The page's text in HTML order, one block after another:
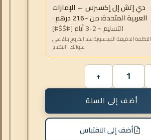
دي إتش إل إكسبرس ← الإمارات
العربية المتحدة:من~216 درهم
·
التسليم ~ 2-3 أيام [#$$#]
التكلفة الدقيقة المحسوبة عند الخروج بناءً على
عنوانك · التقدير
أضف إلى السلة
أضف إلى الاقتباس